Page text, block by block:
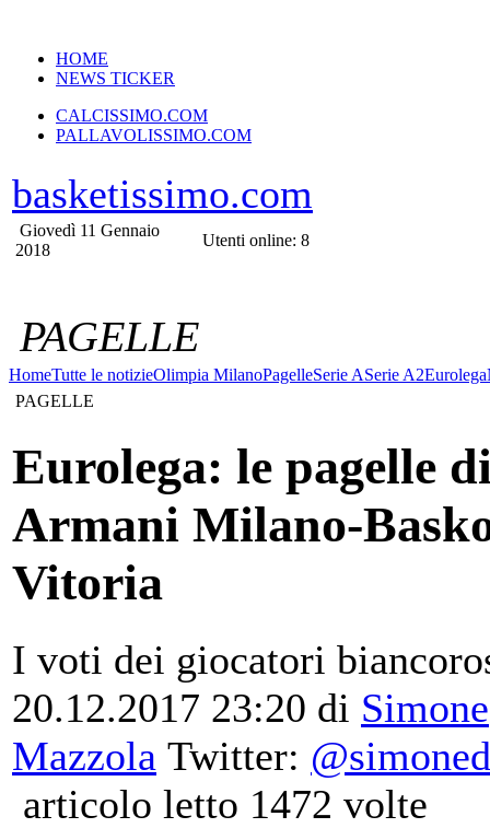
HOME
NEWS TICKER
CALCISSIMO.COM
PALLAVOLISSIMO.COM
basketissimo.com
Giovedì 11 Gennaio
2018
Utenti online: 8
PAGELLE
HomeTutte le notizieOlimpia MilanoPagelleSerie ASerie A2Eurolega
PAGELLE
Eurolega: le pagelle
Armani Milano-
Vitoria
I voti dei giocatori
20.12.2017 23:20 di Simone
Mazzola Twitter:
articolo letto 1472 volte